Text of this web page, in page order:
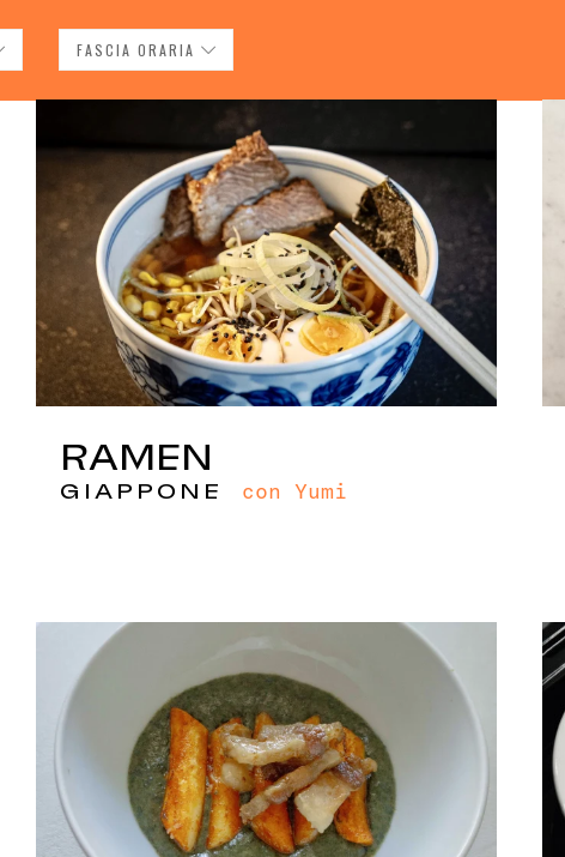
FASCIA ORARIA
RAMEN
GIAPPONE con Yumi